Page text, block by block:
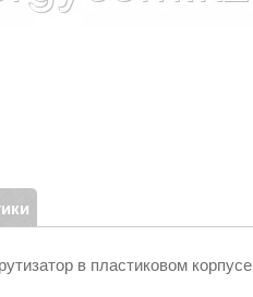
в пластиковом